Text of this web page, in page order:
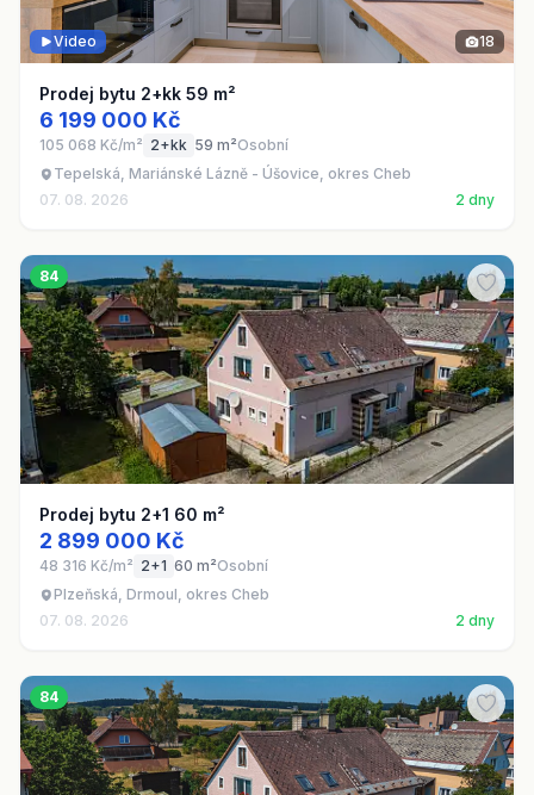
18
Video
Prodej bytu 2+kk 59 m²
6 199 000 Kč
105 068 Kč/m² 2+kk 59 m²Osobní
Tepelská, Mariánské Lázně - Úšovice, okres Cheb
07. 08. 2026
2 dny
84
Prodej bytu 2+1 60 m²
2 899 000 Kč
48 316 Kč/m² 2+1 60 m²Osobní
Plzeňská, Drmoul, okres Cheb
07. 08. 2026
2 dny
84